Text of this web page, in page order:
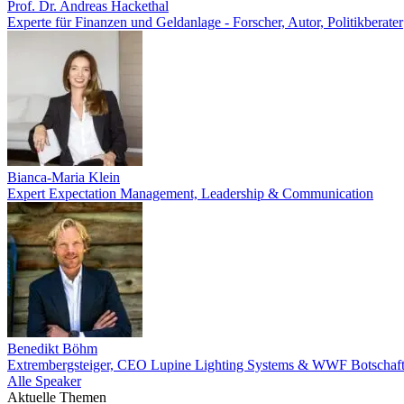
Prof. Dr. Andreas Hackethal
Experte für Finanzen und Geldanlage - Forscher, Autor, Politikberater
Bianca-Maria Klein
Expert Expectation Management, Leadership & Communication
Benedikt Böhm
Extrembergsteiger, CEO Lupine Lighting Systems & WWF
Alle Speaker
Aktuelle Themen